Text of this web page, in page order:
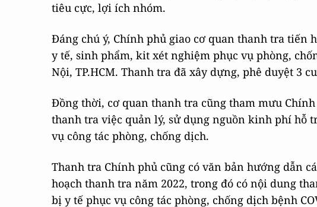
tiêu cực, lợi ích nhóm.
Đáng chú ý, Chính phủ giao cơ quan thanh tra tiến
y tế, sinh phẩm, kit xét nghiệm phục vụ phòng,
Nội, TP.HCM. Thanh tra đã xây dựng, phê duyệt 3
Đồng thời, cơ quan thanh tra cũng tham mưu
thanh tra việc quản lý, sử dụng nguồn kinh phí hỗ
vụ công tác phòng, chống dịch.
Thanh tra Chính phủ cũng có văn bản hướng dẫn
hoạch thanh tra năm 2022, trong đó có nội dung
bị y tế phục vụ công tác phòng, chống dịch bệnh